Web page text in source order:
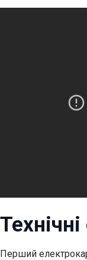
Перший